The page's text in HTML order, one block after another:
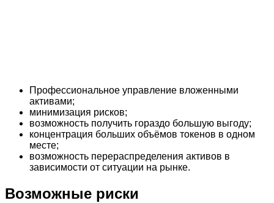
Профессиональное управление вложенными
активами;
минимизация рисков;
возможность получить гораздо большую выгоду;
концентрация больших объёмов токенов в одном
месте;
возможность перераспределения активов в
зависимости от ситуации на рынке.
Возможные риски